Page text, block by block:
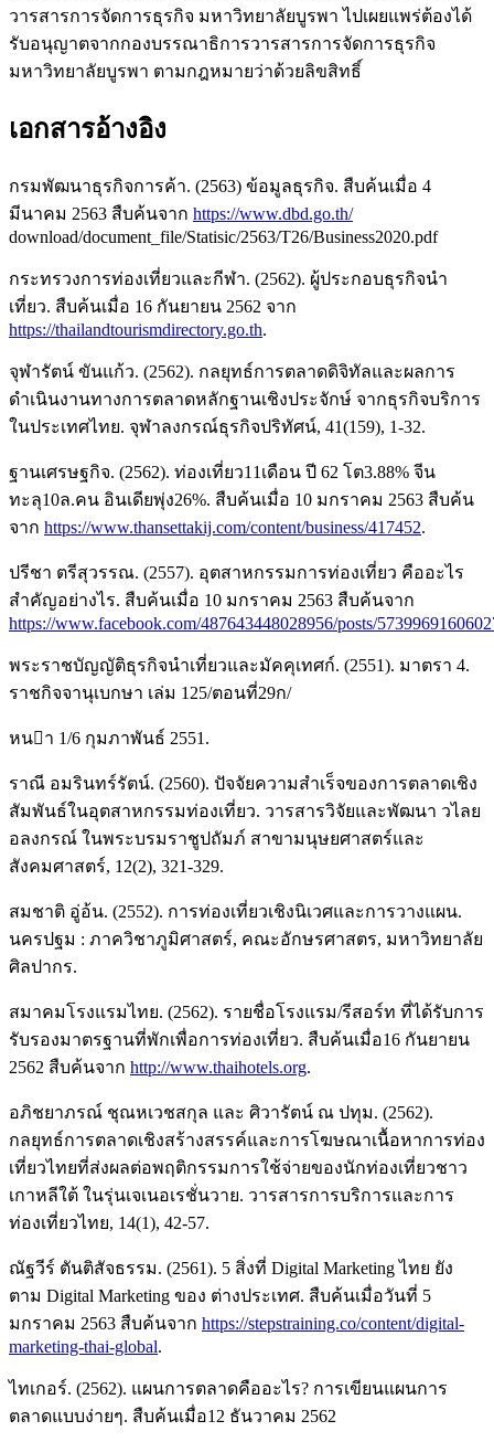
วารสารการจัดการธุรกิจ มหาวิทยาลัยบูรพา ไปเผยแพร่ต้องได้
รับอนุญาตจากกองบรรณาธิการวารสารการจัดการธุรกิจ
มหาวิทยาลัยบูรพา ตามกฎหมายว่าด้วยลิขสิทธิ์
เอกสารอ้างอิง
กรมพัฒนาธุรกิจการค้า. (2563) ข้อมูลธุรกิจ. สืบค้นเมื่อ 4
มีนาคม 2563 สืบค้นจาก https://www.dbd.go.th/
download/document_file/Statisic/2563/T26/Business2020.pdf
กระทรวงการท่องเที่ยวและกีฬา. (2562). ผู้ประกอบธุรกิจนำ
เที่ยว. สืบค้นเมื่อ 16 กันยายน 2562 จาก
https://thailandtourismdirectory.go.th.
จุฬารัตน์ ขันแก้ว. (2562). กลยุทธ์การตลาดดิจิทัลและผลการ
ดำเนินงานทางการตลาดหลักฐานเชิงประจักษ์ จากธุรกิจบริการ
ในประเทศไทย. จุฬาลงกรณ์ธุรกิจปริทัศน์, 41(159), 1-32.
ฐานเศรษฐกิจ. (2562). ท่องเที่ยว11เดือน ปี 62 โต3.88% จีน
ทะลุ10ล.คน อินเดียพุ่ง26%. สืบค้นเมื่อ 10 มกราคม 2563 สืบค้น
จาก https://www.thansettakij.com/content/business/417452.
ปรีชา ตรีสุวรรณ. (2557). อุตสาหกรรมการท่องเที่ยว คืออะไร
สำคัญอย่างไร. สืบค้นเมื่อ 10 มกราคม 2563 สืบค้นจาก
https://www.facebook.com/487643448028956/posts/
พระราชบัญญัติธุรกิจนำเที่ยวและมัคคุเทศก์. (2551). มาตรา 4.
ราชกิจจานุเบกษา เล่ม 125/ตอนที่29ก/
หนา 1/6 กุมภาพันธ์ 2551.
ราณี อมรินทร์รัตน์. (2560). ปัจจัยความสำเร็จของการตลาดเชิง
สัมพันธ์ในอุตสาหกรรมท่องเที่ยว. วารสารวิจัยและพัฒนา วไลย
อลงกรณ์ ในพระบรมราชูปถัมภ์ สาขามนุษยศาสตร์และ
สังคมศาสตร์, 12(2), 321-329.
สมชาติ อู่อ้น. (2552). การท่องเที่ยวเชิงนิเวศและการวางแผน.
นครปฐม : ภาควิชาภูมิศาสตร์, คณะอักษรศาสตร, มหาวิทยาลัย
ศิลปากร.
สมาคมโรงแรมไทย. (2562). รายชื่อโรงแรม/รีสอร์ท ที่ได้รับการ
รับรองมาตรฐานที่พักเพื่อการท่องเที่ยว. สืบค้นเมื่อ16 กันยายน
2562 สืบค้นจาก http://www.thaihotels.org.
อภิชยาภรณ์ ชุณหเวชสกุล และ ศิวารัตน์ ณ ปทุม. (2562).
กลยุทธ์การตลาดเชิงสร้างสรรค์และการโฆษณาเนื้อหาการท่อง
เที่ยวไทยที่ส่งผลต่อพฤติกรรมการใช้จ่ายของนักท่องเที่ยวชาว
เกาหลีใต้ ในรุ่นเจเนอเรชั่นวาย. วารสารการบริการและการ
ท่องเที่ยวไทย, 14(1), 42-57.
ณัฐวีร์ ตันติสัจธรรม. (2561). 5 สิ่งที่ Digital Marketing ไทย ยัง
ตาม Digital Marketing ของ ต่างประเทศ. สืบค้นเมื่อวันที่ 5
มกราคม 2563 สืบค้นจาก https://stepstraining.co/content/digital-
marketing-thai-global.
ไทเกอร์. (2562). แผนการตลาดคืออะไร? การเขียนแผนการ
ตลาดแบบง่ายๆ. สืบค้นเมื่อ12 ธันวาคม 2562